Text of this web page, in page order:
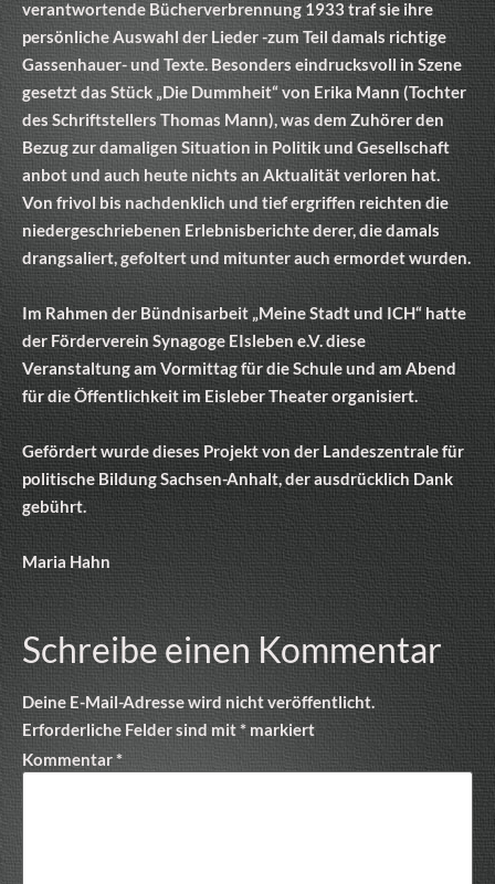
verantwortende Bücherverbrennung 1933 traf sie ihre
persönliche Auswahl der Lieder -zum Teil damals richtige
Gassenhauer- und Texte. Besonders eindrucksvoll in Szene
gesetzt das Stück „Die Dummheit“ von Erika Mann (Tochter
des Schriftstellers Thomas Mann), was dem Zuhörer den
Bezug zur damaligen Situation in Politik und Gesellschaft
anbot und auch heute nichts an Aktualität verloren hat.
Von frivol bis nachdenklich und tief ergriffen reichten die
niedergeschriebenen Erlebnisberichte derer, die damals
drangsaliert, gefoltert und mitunter auch ermordet wurden.
Im Rahmen der Bündnisarbeit „Meine Stadt und ICH“ hatte
der Förderverein Synagoge EIsleben e.V. diese
Veranstaltung am Vormittag für die Schule und am Abend
für die Öffentlichkeit im Eisleber Theater organisiert.
Gefördert wurde dieses Projekt von der Landeszentrale für
politische Bildung Sachsen-Anhalt, der ausdrücklich Dank
gebührt.
Maria Hahn
Schreibe einen Kommentar
Deine E-Mail-Adresse wird nicht veröffentlicht.
Erforderliche Felder sind mit* markiert
Kommentar*